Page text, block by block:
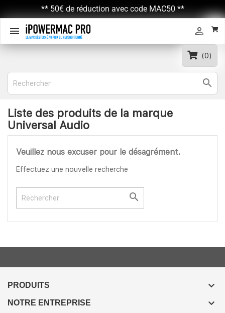
** 50€ de réduction avec code MAC50 **
 
(0)

Liste des produits de la marque
Universal Audio
Veuillez nous excuser pour le désagrément.
Effectuez une nouvelle recherche

PRODUITS 
NOTRE ENTREPRISE 